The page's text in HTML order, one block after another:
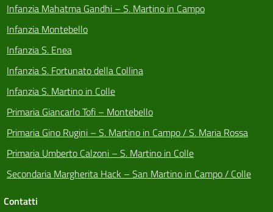
Infanzia Mahatma Gandhi – S. Martino in Campo
Infanzia Montebello
Infanzia S. Enea
Infanzia S. Fortunato della Collina
Infanzia S. Martino in Colle
Primaria Giancarlo Tofi – Montebello
Primaria Gino Rugini – S. Martino in Campo / S. Maria Rossa
Primaria Umberto Calzoni – S. Martino in Colle
Secondaria Margherita Hack – San Martino in Campo / Colle
Contatti